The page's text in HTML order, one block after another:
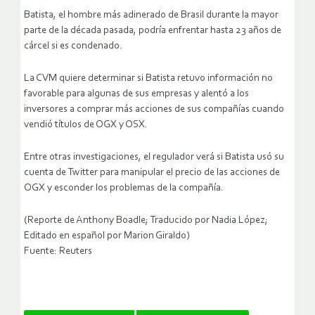
Batista, el hombre más adinerado de Brasil durante la mayor
parte de la década pasada, podría enfrentar hasta 23 años de
cárcel si es condenado.
La CVM quiere determinar si Batista retuvo información no
favorable para algunas de sus empresas y alentó a los
inversores a comprar más acciones de sus compañías cuando
vendió títulos de OGX y OSX.
Entre otras investigaciones, el regulador verá si Batista usó su
cuenta de Twitter para manipular el precio de las acciones de
OGX y esconder los problemas de la compañía.
(Reporte de Anthony Boadle; Traducido por Nadia López;
Editado en español por Marion Giraldo)
Fuente: Reuters